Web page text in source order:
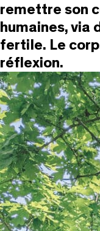
remettre son
humaines,
fertile. Le
réflexion.